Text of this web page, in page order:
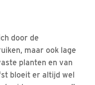
door de
maar ook lage
planten en van
bloeit er altijd wel